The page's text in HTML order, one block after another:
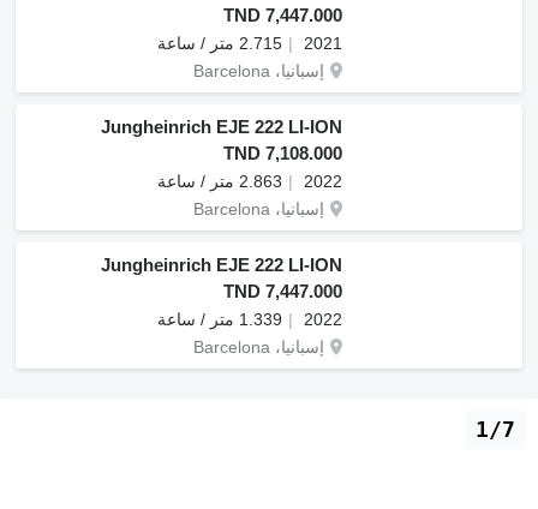
TND 7,447.000
2021
2.715 متر / ساعة
إسبانيا، Barcelona
Jungheinrich EJE 222 LI-ION
TND 7,108.000
2022
2.863 متر / ساعة
إسبانيا، Barcelona
Jungheinrich EJE 222 LI-ION
TND 7,447.000
2022
1.339 متر / ساعة
إسبانيا، Barcelona
1/7